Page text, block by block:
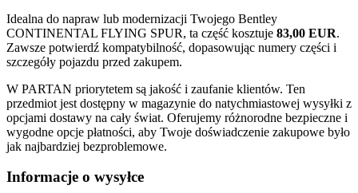
Idealna do napraw lub modernizacji Twojego Bentley
CONTINENTAL FLYING SPUR, ta część kosztuje 83,00 EUR.
Zawsze potwierdź kompatybilność, dopasowując numery części i
szczegóły pojazdu przed zakupem.
W PARTAN priorytetem są jakość i zaufanie klientów. Ten
przedmiot jest dostępny w magazynie do natychmiastowej wysyłki z
opcjami dostawy na cały świat. Oferujemy różnorodne bezpieczne i
wygodne opcje płatności, aby Twoje doświadczenie zakupowe było
jak najbardziej bezproblemowe.
Informacje o wysyłce